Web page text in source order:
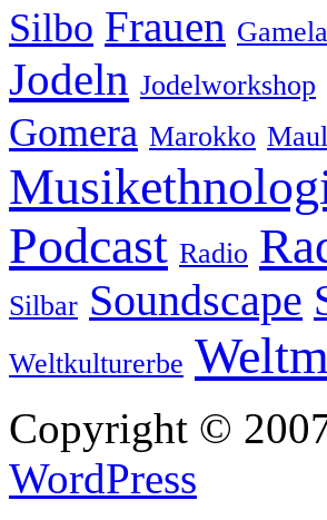
Silbo Frauen
Jodeln Jodelworkshop
Gomera Marokko
Podcast Radio
Silbar Soundscape
Weltkulturerbe
Copyright ©
WordPress